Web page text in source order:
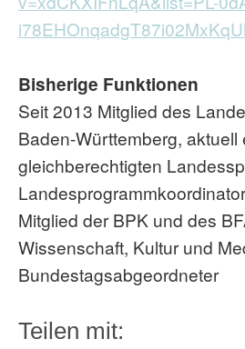
Bisherige Funktionen
Seit 2013 Mitglied des
Baden-Württemberg, aktuell
gleichberechtigten
Landesprogrammkoordinator
Mitglied der BPK und des
Wissenschaft, Kultur und
Bundestagsabgeordneter
Teilen mit: